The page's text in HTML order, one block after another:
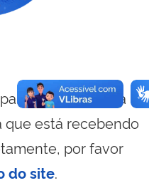
visualizar essa
que está recebendo
por favor
do site.